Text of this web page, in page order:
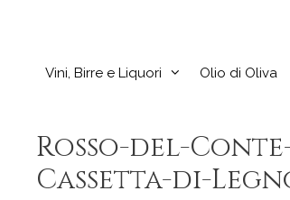
Vini, Birre e Liquori Olio di Oliva
Rosso-del-
Cassetta-di-